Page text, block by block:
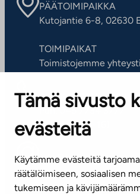
Tämä sivusto
evästeitä
Käytämme evästeitä
räätälöimiseen, sosiaalisen
tukemiseen ja
PÄÄTOIMIPAIKKA
Kutojantie 6-8, 02630
TOIMIPAIKAT
Toimistojemme
Puh. 045 7734 3777
(arkisin klo 8-16)
info@ta.fi